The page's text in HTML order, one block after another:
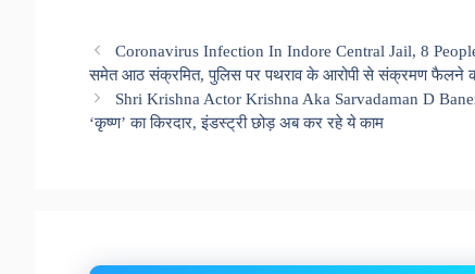
Coronavirus Infection In Indore Central Jail, 8
समेत आठ संक्रमित, पुलिस पर पथराव के आरोपी से संक्रमण फैलने
Shri Krishna Actor Krishna Aka Sarvadaman D
‘कृष्ण’ का किरदार, इंडस्ट्री छोड़ अब कर रहे ये काम